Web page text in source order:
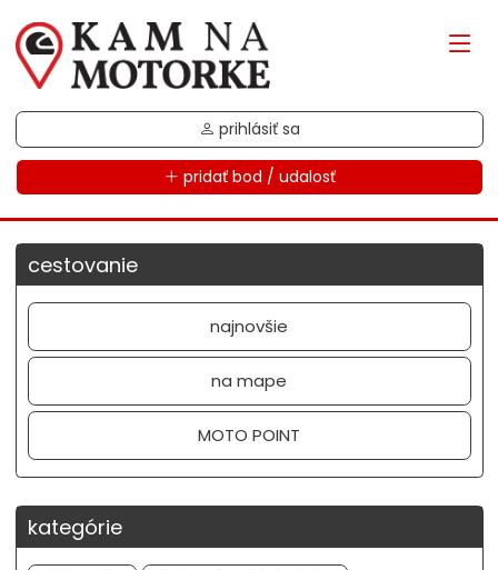
prihlásiť sa
pridať bod / udalosť
cestovanie
najnovšie
na mape
MOTO POINT
kategórie